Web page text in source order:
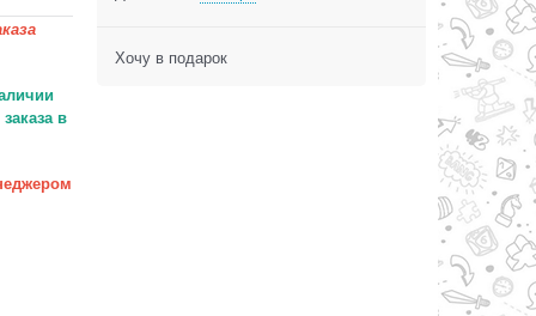
в
Хочу в подарок